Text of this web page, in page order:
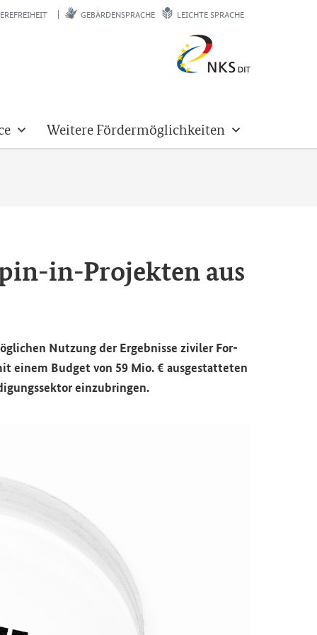
GEBÄRDENSPRACHE LEICHTE SPRACHE
Weitere Fördermöglichkeiten
in-​Projekten aus
Nut­zung der Er­geb­nis­se zi­vi­ler For­
einem Bud­get von 59 Mio. € aus­ge­stat­te­ten
ein­zu­brin­gen.